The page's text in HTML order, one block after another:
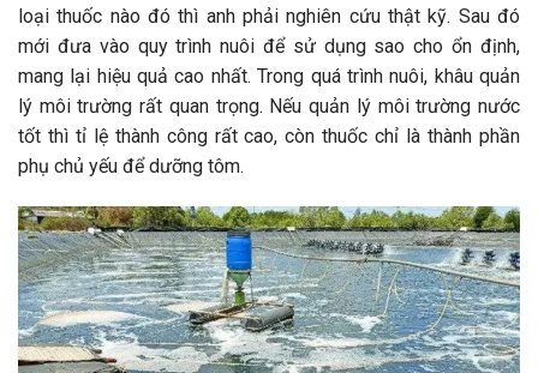
loại thuốc nào đó thì anh phải nghiên cứu thật kỹ. Sau đó
mới đưa vào quy trình nuôi để sử dụng sao cho ổn định,
mang lại hiệu quả cao nhất. Trong quá trình nuôi, khâu quản
lý môi trường rất quan trọng. Nếu quản lý môi trường nước
tốt thì tỉ lệ thành công rất cao, còn thuốc chỉ là thành phần
phụ chủ yếu để dưỡng tôm.